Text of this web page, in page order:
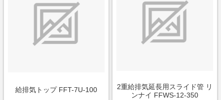
給排気トップ FFT-7U-100
2重給排気延長用スライド管 リ
ンナイ FFWS-12-350